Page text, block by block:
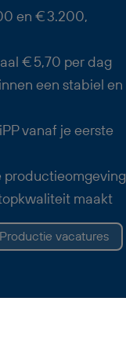
en € 3.200,
€ 5,70 per dag
een stabiel en
vanaf je eerste
productieomgeving
maakt
vacatures